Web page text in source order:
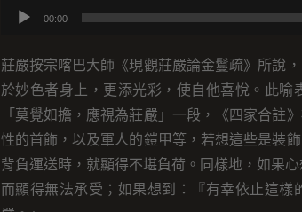
播
放
器
00:00
莊嚴按宗喀巴大師《現觀莊嚴論金鬘疏》所說
於妙色者身上，更添光彩，使自他喜悅。此
「莫覺如擔，應視為莊嚴」一段，《四家合註
性的首飾，以及軍人的鎧甲等，若想這些是裝
背負運送時，就顯得不堪負荷。同樣地，如果
而顯得無法承受；如果想到：『有幸依止這